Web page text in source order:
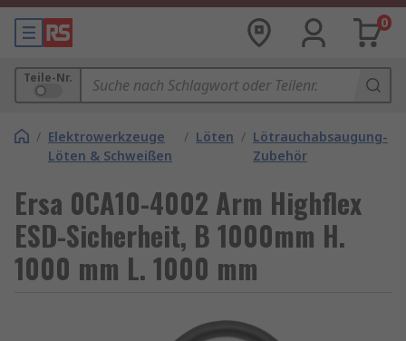
0
Teile-Nr.
/ Elektrowerkzeuge
Löten & Schweißen
/ Löten / Lötrauchabsaugung-
Zubehör
Ersa 0CA10-4002 Arm Highflex
ESD-Sicherheit, B 1000mm H.
1000 mm L. 1000 mm